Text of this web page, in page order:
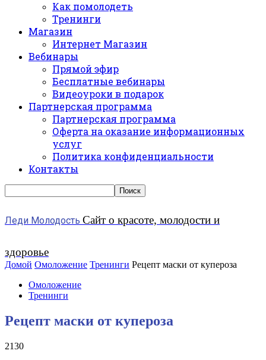
Как помолодеть
Тренинги
Магазин
Интернет Магазин
Вебинары
Прямой эфир
Бесплатные вебинары
Видеоуроки в подарок
Партнерская программа
Партнерская программа
Оферта на оказание информационных
услуг
Политика конфиденциальности
Контакты
Леди Молодость Сайт о красоте, молодости и
здоровье
Домой Омоложение Тренинги Рецепт маски от купероза
Омоложение
Тренинги
Рецепт маски от купероза
2130